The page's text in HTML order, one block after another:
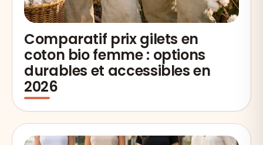
Comparatif prix gilets en
coton bio femme : options
durables et accessibles en
2026